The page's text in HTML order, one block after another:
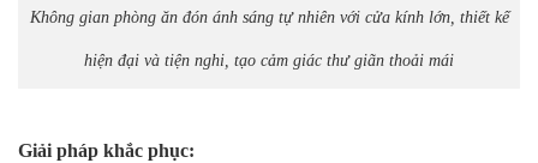
Không gian phòng ăn đón ánh sáng tự nhiên với cửa kính lớn, thiết kế
hiện đại và tiện nghi, tạo cảm giác thư giãn thoải mái
Giải pháp khắc phục: